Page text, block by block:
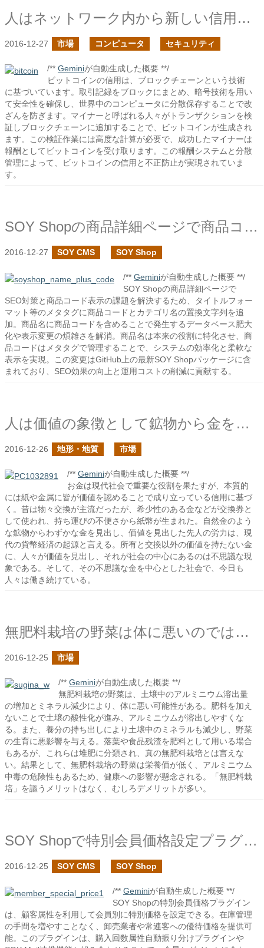
人はネットワーク内から新しい信用のあり方を発見した
2016-12-27 市場 コンピュータ セキュリティ
/** Geminiが自動生成した概要 **/
ビットコインの信用は、ブロックチェーンという技術
に基づいています。取引記録をブロックにまとめ、暗号技術を用い
て安全性を確保し、世界中のコンピュータに分散保存することで改
ざんを防ぎます。マイナーと呼ばれる人々がトランザクションを検
証しブロックチェーンに追加することで、ビットコインが生成され
ます。この検証作業には高度な計算が必要で、成功したマイナーは
報酬としてビットコインを受け取ります。この報酬システムと分散
管理によって、ビットコインの信用と不正防止が実現されていま
す。
SOY Shopの商品詳細ページで商品コードの置換文字列を追加しました
2016-12-27 SOY CMS SOY Shop
/** Geminiが自動生成した概要 **/
SOY Shopの商品詳細ページで
SEO対策と商品コード表示の課題を解決するため、タイトルフォー
マット等のメタタグに商品コードとカテゴリ名の置換文字列を追
加。商品名に商品コードを含めることで発生するデータベース肥大
化や表示変更の煩雑さを解消。商品名は本来の役割に特化させ、商
品コードはメタタグで管理することで、システムの効率化と柔軟な
表示を実現。この変更はGitHub上の最新SOY Shopパッケージに含
まれており、SEO効果の向上と運用コストの削減に貢献する。
人は価値の象徴として鉱物から金を取り出した
2016-12-26 地形・地質 市場
/** Geminiが自動生成した概要 **/
お金は現代社会で重要な役割を果たすが、本質的
には紙や金属に皆が価値を認めることで成り立っている信用に基づ
く。昔は物々交換が主流だったが、希少性のある金などが交換券と
して使われ、持ち運びの不便さから紙幣が生まれた。自然金のよう
な鉱物からわずかな金を見出し、価値を見出した先人の労力は、現
代の貨幣経済の起源と言える。所有と交換以外の価値を持たない金
に、人々が価値を見出し、それが社会の中心にあるのは不思議な現
象である。そして、その不思議な金を中心とした社会で、今日も
人々は働き続けている。
無肥料栽培の野菜は体に悪いのではないか？
2016-12-25 市場
/** Geminiが自動生成した概要 **/
無肥料栽培の野菜は、土壌中のアルミニウム溶出量
の増加とミネラル減少により、体に悪い可能性がある。肥料を加え
ないことで土壌の酸性化が進み、アルミニウムが溶出しやすくな
る。また、養分の持ち出しにより土壌中のミネラルも減少し、野菜
の生育に悪影響を与える。落葉や食品残渣を肥料として用いる場合
もあるが、これらは堆肥に分類され、真の無肥料栽培とは言えな
い。結果として、無肥料栽培の野菜は栄養価が低く、アルミニウム
中毒の危険性もあるため、健康への影響が懸念される。「無肥料栽
培」を謳うメリットはなく、むしろデメリットが多い。
SOY Shopで特別会員価格設定プラグインを作成しました
2016-12-25 SOY CMS SOY Shop
/** Geminiが自動生成した概要 **/
SOY Shopの特別会員価格プラグイン
は、顧客属性を利用して会員別に特別価格を設定できる。在庫管理
の手間を増やすことなく、卸売業者や常連客への優待価格を提供可
能。このプラグインは、購入回数属性自動振り分けプラグインや